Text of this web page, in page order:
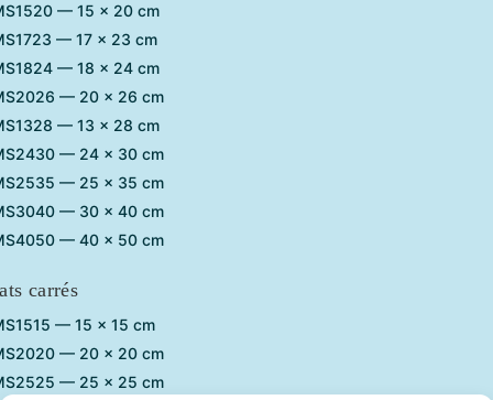
— 15 × 20 cm
— 17 × 23 cm
— 18 × 24 cm
— 20 × 26 cm
— 13 × 28 cm
— 24 × 30 cm
— 25 × 35 cm
— 30 × 40 cm
— 40 × 50 cm
carrés
— 15 × 15 cm
— 20 × 20 cm
— 25 × 25 cm